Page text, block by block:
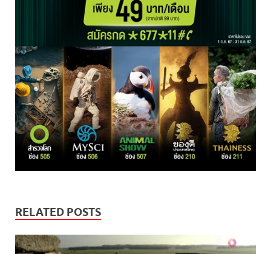
RELATED POSTS